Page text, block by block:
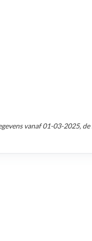
vanaf01-03-2025,